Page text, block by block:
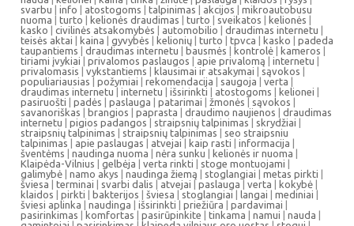
svarbu | info | atostogoms | talpinimas | akcijos | mikroautobusu
nuoma | turto | kelionės draudimas | turto | sveikatos | kelionės |
kasko | civilinės atsakomybės | automobilio | draudimas internetu |
teisės aktai | kaina | gyvybės | kelionių | turto | tpvca | kasko | padeda
taupantiems | draudimas internetu | bausmės | kontrolė | kameros |
tiriami įvykiai | privalomos paslaugos | apie privalomą | internetu |
privalomasis | vykstantiems | klausimai ir atsakymai | sąvokos |
populiariausias | požymiai | rekomendacija | saugoja | verta |
draudimas internetu | internetu | išsirinkti | atostogoms | kelionei |
pasiruošti | padės | paslauga | patarimai | žmonės | sąvokos |
savanoriškas | brangios | paprasta | draudimo naujienos | draudimas
internetu | pigios padangos | straipsnių talpinimas | skrydžiai |
straipsnių talpinimas | straipsnių talpinimas | seo straipsniu
talpinimas | apie paslaugas | atvejai | kaip rasti | informacija |
šventėms | naudinga nuoma | nėra sunku | kelionės ir nuoma |
Klaipėda-Vilnius | gelbėja | verta rinkti | stoge montuojami |
galimybė | namo akys | naudinga žiemą | stoglangiai | metas pirkti |
šviesa | terminai | svarbi dalis | atvejai |paslauga | verta | kokybė |
klaidos | pirkti | bakterijos | šviesa | stoglangiai | langai | mediniai |
šviesi aplinka | naudinga | išsirinkti | priežiūra | pardavimai |
pasirinkimas | komfortas | pasirūpinkite | tinkama | namui | nauda |